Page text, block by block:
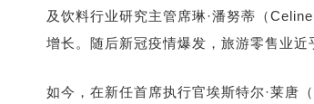
及饮料行业研究主管席琳·潘努蒂（
增长。随后新冠疫情爆发，旅游零售业
如今，在新任首席执行官埃斯特尔·莱